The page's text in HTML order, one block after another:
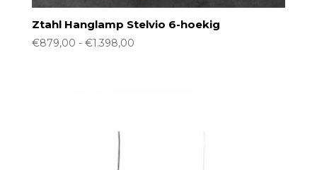
Ztahl Hanglamp Stelvio 6-hoekig
€879,00 - €1.398,00Prijsklasse: